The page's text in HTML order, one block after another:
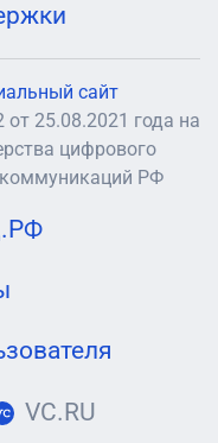
сайт
25.08.2021 года на
цифрового
РФ
VC.RU